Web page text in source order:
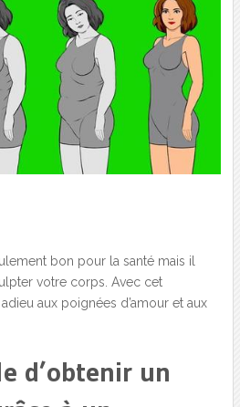
bon pour la santé mais il
votre corps. Avec cet
aux poignées d’amour et aux
d’obtenir un